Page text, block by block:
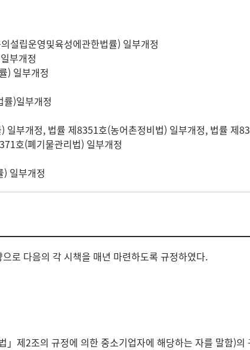
설립운영및육성에관한법률) 일부개정
부개정
) 일부개정
)일부개정
부개정, 법률 제8351호(농어촌정비법) 일부개정, 법률 제
호(폐기물관리법) 일부개정
일부개정
로 다음의 각 시책을 매년 마련하도록 규정하였다.
제2조의 규정에 의한 중소기업자에 해당하는 자를 말함)